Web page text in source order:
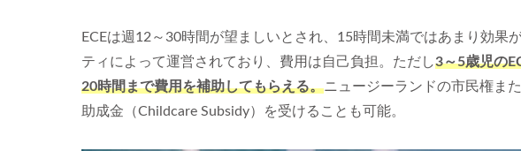
ECEは週12～30時間が望ましいとされ、15時間未満ではあまり効果
ティによって運営されており、費用は自己負担。ただし3～5歳児の
20時間まで費用を補助してもらえる。ニュージーランドの市民権ま
助成金（Childcare Subsidy）を受けることも可能。